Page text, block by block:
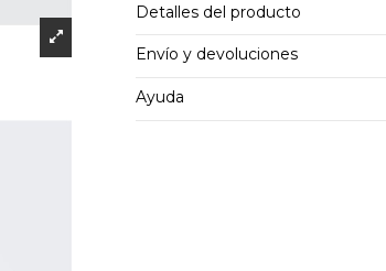
Detalles del producto
Envío y devoluciones
Ayuda